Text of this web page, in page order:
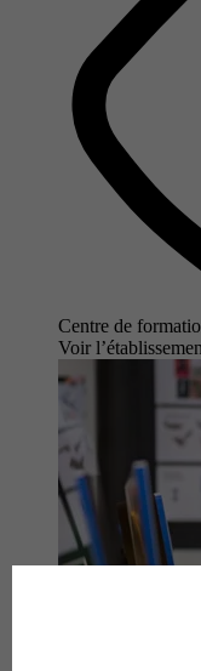
Centre de
Voir